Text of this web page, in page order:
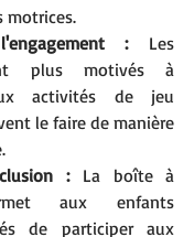
motrices.
: Les
plus motivés à
activités de jeu
le faire de manière
: La boîte à
aux enfants
de participer aux